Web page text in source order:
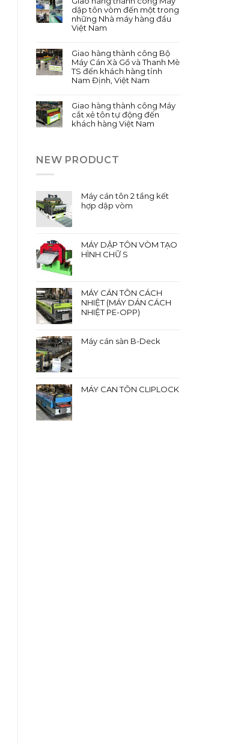
dập tôn vòm đến một trong
những Nhà máy hàng đầu
Việt Nam
Giao hàng thành công Bộ
Máy Cán Xà Gồ và Thanh Mè
TS đến khách hàng tỉnh
Nam Định, Việt Nam
Giao hàng thành công Máy
cắt xẻ tôn tự động đến
khách hàng Việt Nam
NEW PRODUCT
Máy cán tôn 2 tầng kết
hợp dập vòm
MÁY DẬP TÔN VÒM TẠO
HÌNH CHỮ S
MÁY CÁN TÔN CÁCH
NHIỆT (MÁY DÁN CÁCH
NHIỆT PE-OPP)
Máy cán sàn B-Deck
MÁY CAN TÔN CLIPLOCK